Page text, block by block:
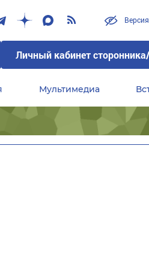
Личный кабинет
Мультимедиа